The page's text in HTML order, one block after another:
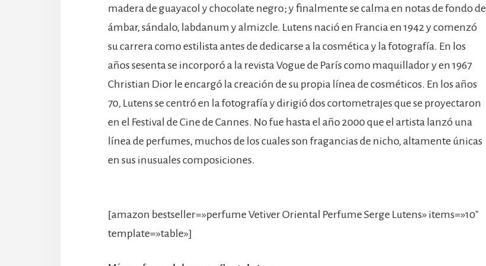
madera de guayacol y chocolate negro; y finalmente se calma en notas de fondo de
ámbar, sándalo, labdanum y almizcle. Lutens nació en Francia en 1942 y comenzó
su carrera como estilista antes de dedicarse a la cosmética y la fotografía. En los
años sesenta se incorporó a la revista Vogue de París como maquillador y en 1967
Christian Dior le encargó la creación de su propia línea de cosméticos. En los años
70, Lutens se centró en la fotografía y dirigió dos cortometrajes que se proyectaron
en el Festival de Cine de Cannes. No fue hasta el año 2000 que el artista lanzó una
línea de perfumes, muchos de los cuales son fragancias de nicho, altamente únicas
en sus inusuales composiciones.
[amazon bestseller=»perfume Vetiver Oriental Perfume Serge Lutens» items=»10″
template=»table»]